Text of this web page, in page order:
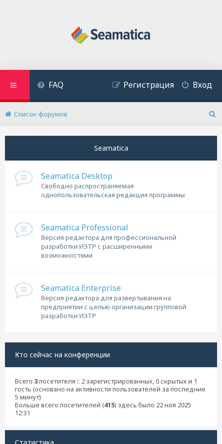
FAQ Вход
Регистрация
Список форумов
Seamatica
Seamatica Desktop
Cвободно распространяемая
однопользовательская редакция программы
Seamatica Professional
Версия редактора для профессиональной
разработки ИЭТР с расширенными
возможностями
Seamatica Enterprise
Версия редактора для развертывания на
предприятии с целью организации групповой
разработки ИЭТР
Кто сейчас на конференции
Всего 3посетителя :: 2 зарегистрированных, 0 скрытых и 1
гость (основано на активности пользователей за последние
5 минут)
Больше всего посетителей (415) здесь было 22 ноя 2025
12:31
Статистика